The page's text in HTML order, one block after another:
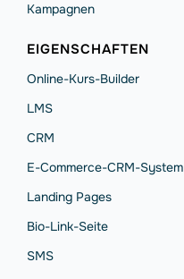
Kampagnen
EIGENSCHAFTEN
Online-Kurs-Builder
LMS
CRM
E-Commerce-CRM-System
Landing Pages
Bio-Link-Seite
SMS